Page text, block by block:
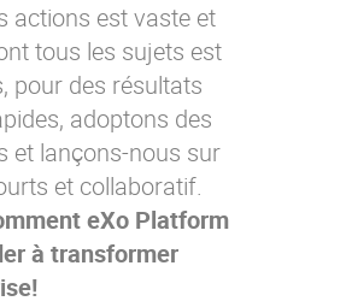
actions est vaste et
tous les sujets est
pour des résultats
adoptons des
et lançons-nous sur
et collaboratif.
eXo Platform
à transformer